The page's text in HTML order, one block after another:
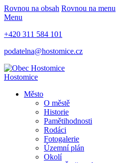
Rovnou na obsah Rovnou na menu
Menu
+420 311 584 101
podatelna@hostomice.cz
Hostomice
Město
O městě
Historie
Pamětihodnosti
Rodáci
Fotogalerie
Územní plán
Okolí